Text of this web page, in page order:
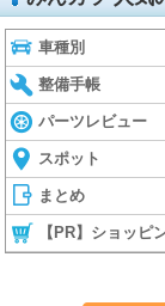
車種別
整備手帳
パーツレビュー
スポット
まとめ
【PR】ショッピ